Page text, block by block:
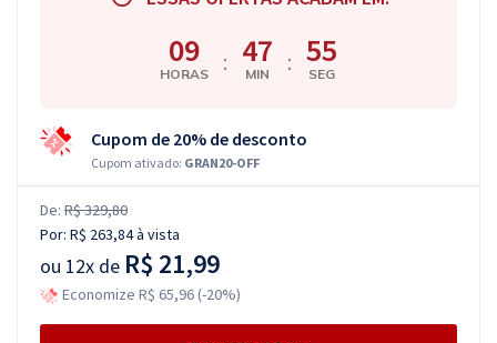
09
HORAS : 47
MIN : 54
SEG
Cupom de 20% de desconto
Cupom ativado: GRAN20-OFF
De: R$ 329,80
Por: R$ 263,84à vista
ou 12x de R$ 21,99
Economize R$ 65,96 (-20%)